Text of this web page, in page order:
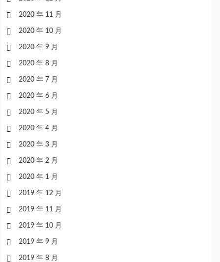
2020 年 11 月
2020 年 10 月
2020 年 9 月
2020 年 8 月
2020 年 7 月
2020 年 6 月
2020 年 5 月
2020 年 4 月
2020 年 3 月
2020 年 2 月
2020 年 1 月
2019 年 12 月
2019 年 11 月
2019 年 10 月
2019 年 9 月
2019 年 8 月